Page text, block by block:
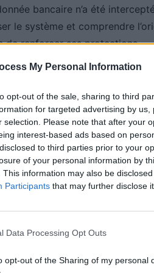
My Personal Information
opt-out of the sale, sharing to third
for targeted advertising by
selection. Please note that after your
interest-based ads based on
to third parties prior to your
of your personal information by
This information may also be
Participants that may further disclose
Data Processing Opt Outs
opt-out of the Sharing of my personal
bancaire n’a été
le système et comprendre
de renforcer ses protections.
en ligne. Il n’est plus
de finaliser une inscription.
examens du permis de
ni finaliser leur dossier,
l’attestation temporaire,